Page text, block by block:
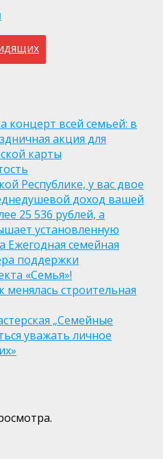
концерт всей семьей: в
акция для
карты
Республике, у вас двое
доход вашей
25 536 рублей, а
установленную
Ежегодная семейная
поддержки
«Семья»!
менялась строительная
„Семейные
уважать личное